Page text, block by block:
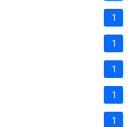
1
1
1
1
1